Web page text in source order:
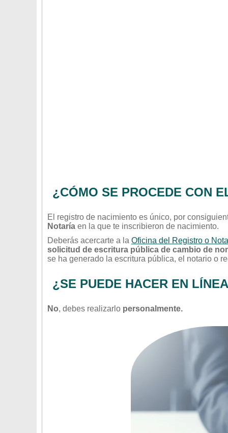
¿CÓMO SE PROCEDE CON
El registro de nacimiento es único, por
Notaría en la que te inscribieron de nacimiento.
Deberás acercarte a la Oficina del Registro o
solicitud de escritura pública de cambio de
se ha generado la escritura pública, el notario o
¿SE PUEDE HACER EN
No, debes realizarlo personalmente.